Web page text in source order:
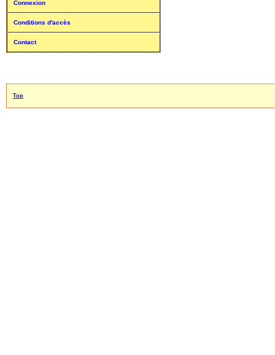
Connexion
Conditions d'accès
Contact
Top